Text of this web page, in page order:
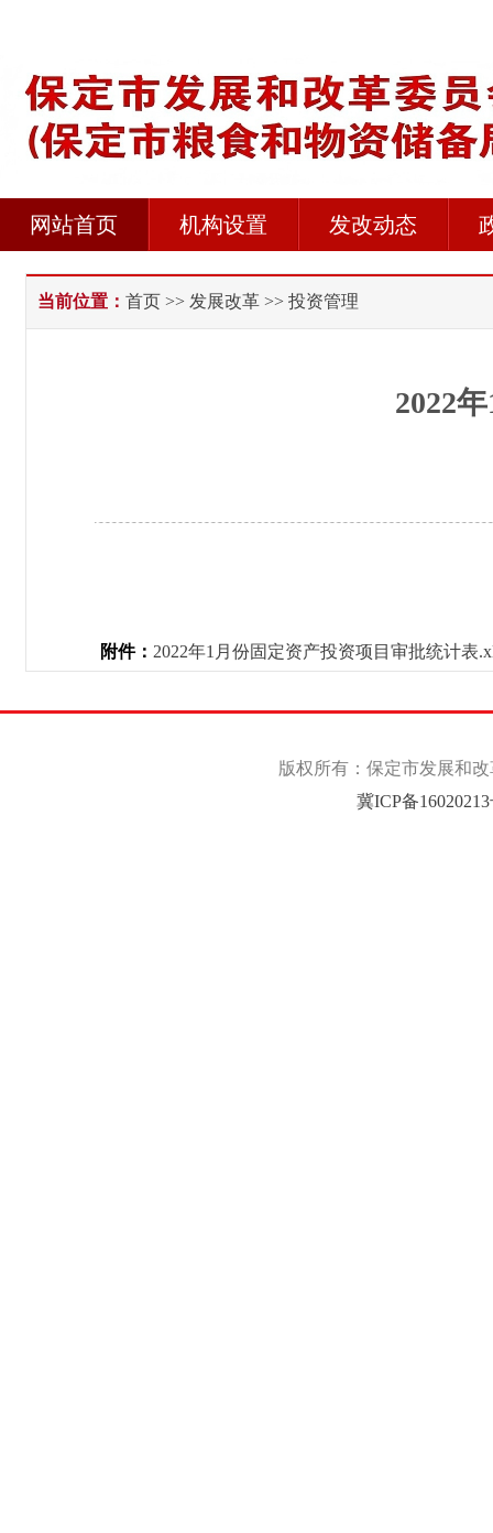
网站首页 机构设置 发改动态
当前位置： 首页 >> 发展改革 >> 投资管理
2022
附件： 2022年1月份固定资产投资项目审批统计表
版权所有：保定市发展和
冀ICP备